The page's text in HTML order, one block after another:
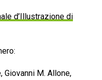
d’Illustrazione di
Giovanni M. Allone,